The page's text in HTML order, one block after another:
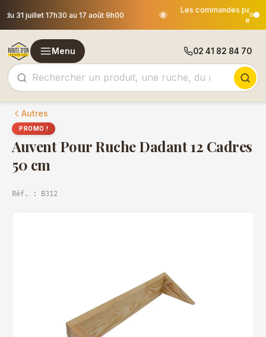
🐝
Les commandes passées après le 30 juillet 12h00 seront
expédiées le 18 août
Menu 02 41 82 84 70
Autres
PROMO !
Auvent Pour Ruche Dadant 12 Cadres
50 cm
Réf. : B312